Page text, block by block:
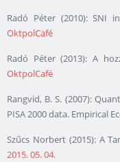
Radó Péter (2010): SNI
OktpolCafé
Radó Péter (2013): A
OktpolCafé
Rangvid, B. S. (2007):
PISA 2000 data. Empirical
Szűcs Norbert (2015): A
2015. 05. 04.